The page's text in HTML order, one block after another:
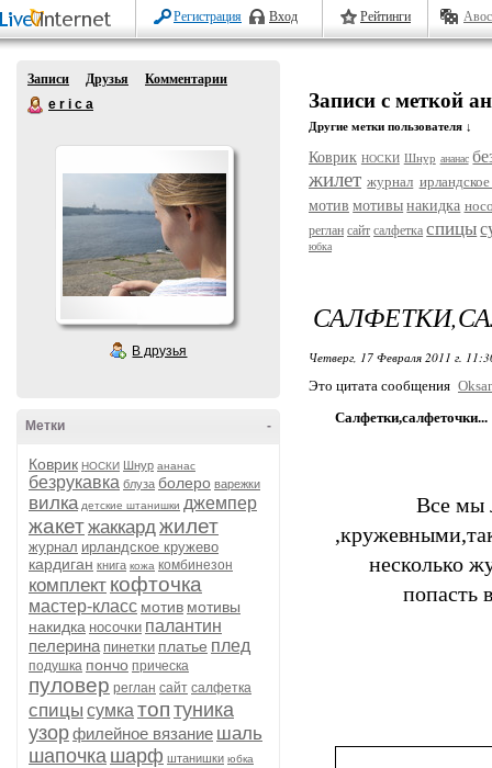
Регистрация Вход Рейтинги
Записи Друзья
Комментарии
e r i c a
В друзья
-
Метки
Коврик НОСКИ Шнур ананас
безрукавка блуза болеро варежки
вилка детские штанишки джемпер
жакетжаккарджилет
журнал ирландское кружево
кардиган книга кожа комбинезон
комплект кофточка
мастер-класс мотив мотивы
накидка носочки палантин
пелерина пинетки платье плед
подушка пончо прическа
пуловер реглан сайт салфетка
спицы сумка топ туника
узорфилейное вязание шаль
шапочка шарф штанишки юбка
Записи с меткой
Другие метки пользователя ↓
Коврик НОСКИ Шнур ананас
жилет журнал
мотив мотивы накидка
реглан сайт салфетка спицы
юбка
Четверг, 17 Февраля 2011 г.
Это цитата сообщения
Салфетки,салфеточки...
Все мы
несколько
попасть